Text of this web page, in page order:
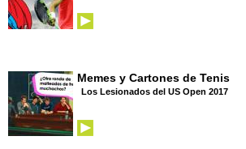
Memes y Cartones de Tenis
Los Lesionados del US Open 2017